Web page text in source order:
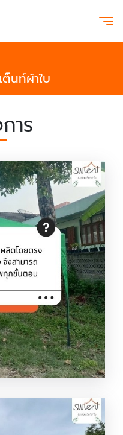
นท์ผ้าใบ
าร